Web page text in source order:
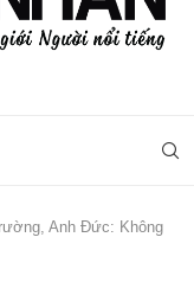
Anh Đức: Không